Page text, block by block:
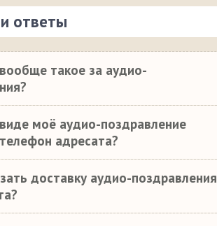
ответы
такое за аудио-
моё аудио-поздравление
адресата?
доставку аудио-поздравления